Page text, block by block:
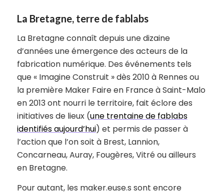
La Bretagne, terre de fablabs
La Bretagne connaît depuis une dizaine
d’années une émergence des acteurs de la
fabrication numérique. Des événements tels
que « Imagine Construit » dès 2010 à Rennes ou
la première Maker Faire en France à Saint-Malo
en 2013 ont nourri le territoire, fait éclore des
initiatives de lieux (une trentaine de fablabs
identifiés aujourd’hui) et permis de passer à
l’action que l’on soit à Brest, Lannion,
Concarneau, Auray, Fougères, Vitré ou ailleurs
en Bretagne.
Pour autant, les maker.euse.s sont encore